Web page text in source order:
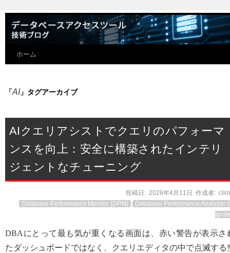
ホーム
「AI 」タグアーカイブ
AIクエリアシストでクエリのパフォーマ
ンスを向上：安全に構築されたインテリ
ジェントなチューニング
投稿日: 2026年4月11日 作成者:
Database Performance Monitor (DPM)
Database Performance Analyzer
DBAにとって最も気が重くなる画面は、赤い警告が表示さ
たダッシュボードではなく、クエリエディタの中で点滅する